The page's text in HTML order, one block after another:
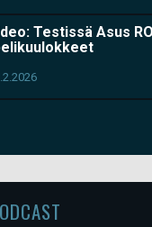
Testissä Asus